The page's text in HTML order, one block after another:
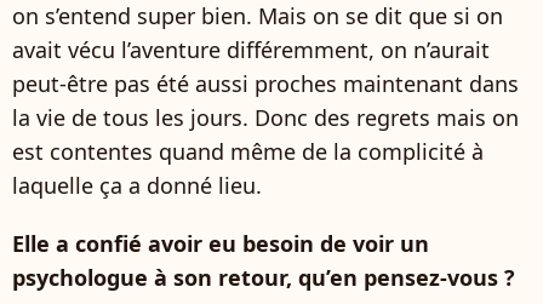
on s’entend super bien. Mais on se dit que si on
avait vécu l’aventure différemment, on n’aurait
peut-être pas été aussi proches maintenant dans
la vie de tous les jours. Donc des regrets mais on
est contentes quand même de la complicité à
laquelle ça a donné lieu.
Elle a confié avoir eu besoin de voir un
psychologue à son retour, qu’en pensez-vous ?